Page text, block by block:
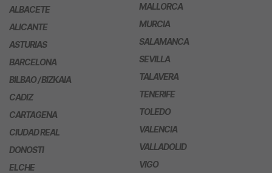
ALBACETE
ALICANTE
ASTURIAS
BARCELONA
BILBAO / BIZKAIA
CADIZ
CARTAGENA
CIUDAD REAL
DONOSTI
ELCHE
MALLORCA
MURCIA
SALAMANCA
SEVILLA
TALAVERA
TENERIFE
TOLEDO
VALENCIA
VALLADOLID
VIGO